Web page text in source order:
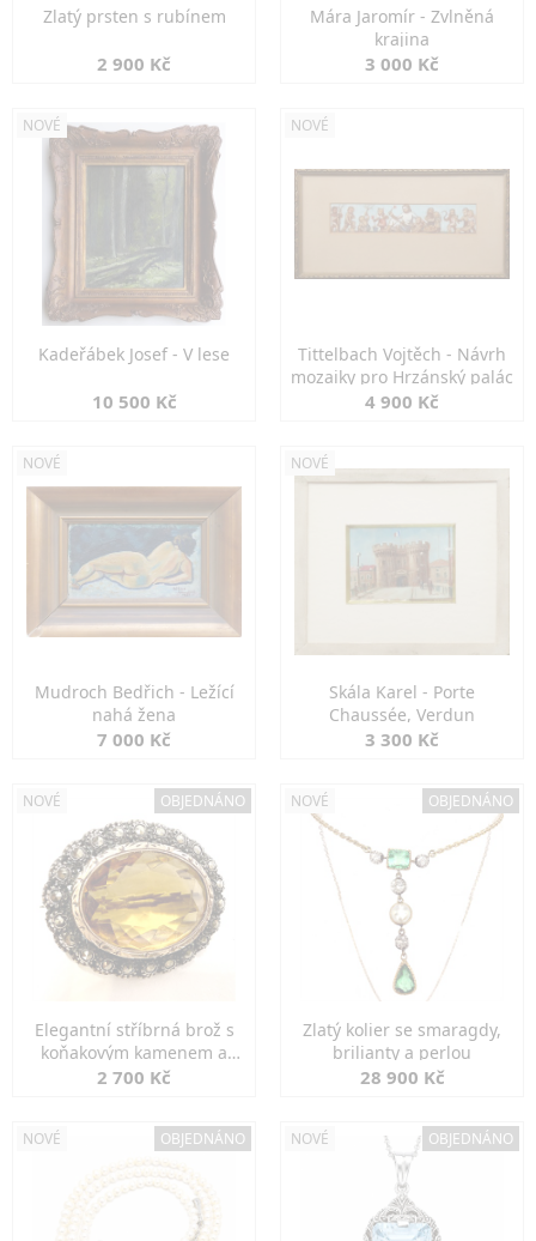
Zlatý prsten s rubínem
2 900 Kč
Mára Jaromír - Zvlněná
krajina
3 000 Kč
NOVÉ
Kadeřábek Josef - V lese
10 500 Kč
NOVÉ
Tittelbach Vojtěch - Návrh
mozaiky pro Hrzánský palác
4 900 Kč
NOVÉ
Mudroch Bedřich - Ležící
nahá žena
7 000 Kč
NOVÉ
Skála Karel - Porte
Chaussée, Verdun
3 300 Kč
NOVÉ OBJEDNÁNO
Elegantní stříbrná brož s
koňakovým kamenem a
markazity
2 700 Kč
NOVÉ OBJEDNÁNO
Zlatý kolier se smaragdy,
brilianty a perlou
28 900 Kč
NOVÉ OBJEDNÁNO NOVÉ OBJEDNÁNO